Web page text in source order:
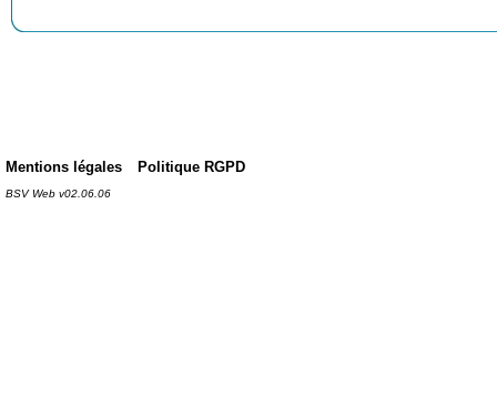
Mentions légales Politique RGPD
BSV Web v02.06.06